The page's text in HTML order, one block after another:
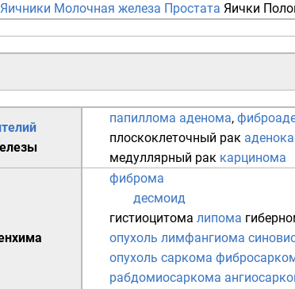
Яичники Молочная железа Простата Яички
папиллома аденома,
плоскоклеточный рак
медуллярный рак карцинома
фиброма
десмоид
гистиоцитома липома
опухоль лимфангиома
опухоль саркома
рабдомиосаркома